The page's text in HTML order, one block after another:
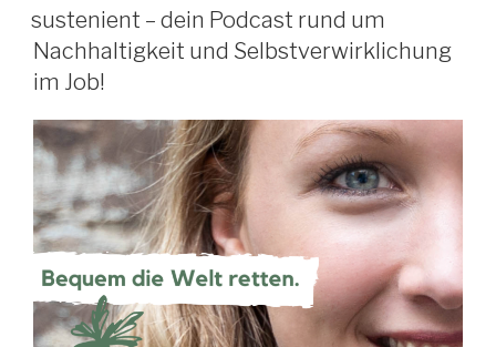
sustenient – dein Podcast rund um
Nachhaltigkeit und Selbstverwirklichung
im Job!